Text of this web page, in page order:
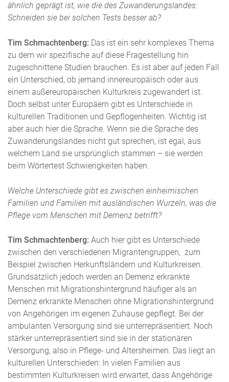
ähnlich geprägt ist, wie die des Zuwanderungslandes:
Schneiden sie bei solchen Tests besser ab?
Tim Schmachtenberg: Das ist ein sehr komplexes Thema
zu dem wir spezifische auf diese Fragestellung hin
zugeschnittene Studien brauchen. Es ist aber auf jeden Fall
ein Unterschied, ob jemand innereuropäisch oder aus
einem außereuropäischen Kulturkreis zugewandert ist.
Doch selbst unter Europäern gibt es Unterschiede in
kulturellen Traditionen und Gepflogenheiten. Wichtig ist
aber auch hier die Sprache. Wenn sie die Sprache des
Zuwanderungslandes nicht gut sprechen, ist egal, aus
welchem Land sie ursprünglich stammen – sie werden
beim Wörtertest Schwierigkeiten haben.
Welche Unterschiede gibt es zwischen einheimischen
Familien und Familien mit ausländischen Wurzeln, was die
Pflege vom Menschen mit Demenz betrifft?
Tim Schmachtenberg: Auch hier gibt es Unterschiede
zwischen den verschiedenen Migrantengruppen, zum
Beispiel zwischen Herkunftsländern und Kulturkreisen.
Grundsätzlich jedoch werden an Demenz erkrankte
Menschen mit Migrationshintergrund häufiger als an
Demenz erkrankte Menschen ohne Migrationshintergrund
von Angehörigen im eigenen Zuhause gepflegt. Bei der
ambulanten Versorgung sind sie unterrepräsentiert. Noch
stärker unterrepräsentiert sind sie in der stationären
Versorgung, also in Pflege- und Altersheimen. Das liegt an
kulturellen Unterschieden: In vielen Familien aus
bestimmten Kulturkreisen wird erwartet, dass Angehörige